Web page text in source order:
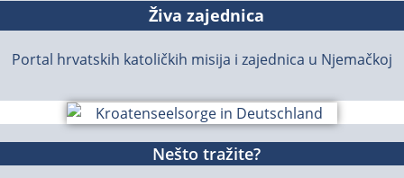
Živa zajednica
Portal hrvatskih katoličkih misija i zajednica u Njemačkoj
Nešto tražite?